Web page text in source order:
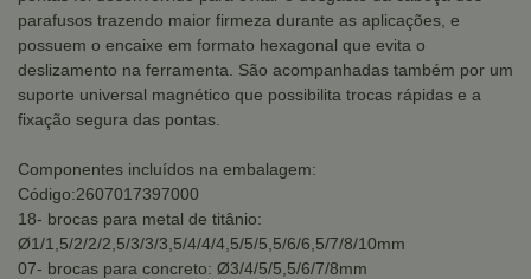
parafusos trazendo maior firmeza durante as aplicações, e
possuem o encaixe em formato hexagonal que evita o
deslizamento na ferramenta. São acompanhadas também por um
suporte universal magnético que possibilita trocas rápidas e a
fixação segura das pontas.
Componentes incluídos na embalagem:
Código:2607017397000
18- brocas para metal de titânio:
Ø1/1,5/2/2/2,5/3/3/3,5/4/4/4,5/5/5,5/6/6,5/7/8/10mm
07- brocas para concreto: Ø3/4/5/5,5/6/7/8mm